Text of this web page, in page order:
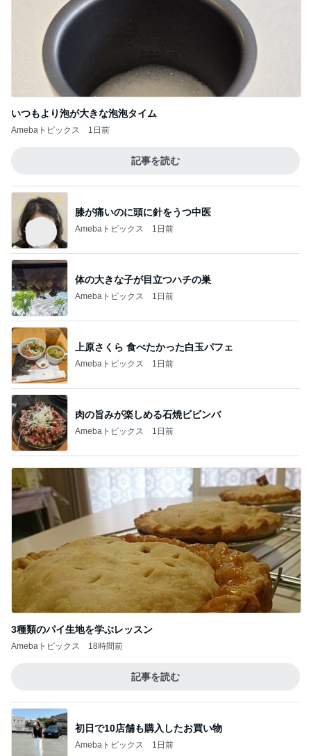
いつもより泡が大きな泡泡タイム
Amebaトピックス 1日前
記事を読む
膝が痛いのに頭に針をうつ中医
Amebaトピックス 1日前
体の大きな子が目立つハチの巣
Amebaトピックス 1日前
上原さくら 食べたかった白玉パフェ
Amebaトピックス 1日前
肉の旨みが楽しめる石焼ビビンバ
Amebaトピックス 1日前
3種類のパイ生地を学ぶレッスン
Amebaトピックス 18時間前
記事を読む
初日で10店舗も購入したお買い物
Amebaトピックス 1日前